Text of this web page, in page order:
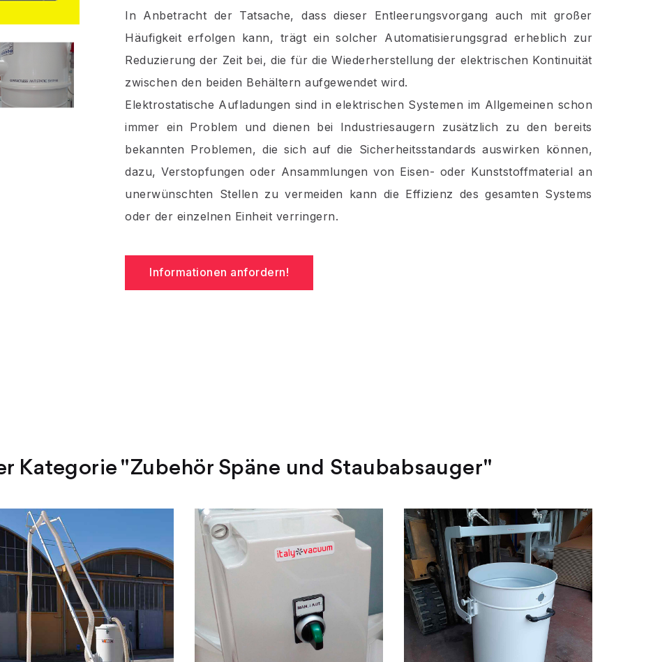
In Anbetracht der Tatsache, dass dieser Entleerungsvorgang auch mit großer
Häufigkeit erfolgen kann, trägt ein solcher Automatisierungsgrad erheblich zur
Reduzierung der Zeit bei, die für die Wiederherstellung der elektrischen Kontinuität
zwischen den beiden Behältern aufgewendet wird.
Elektrostatische Aufladungen sind in elektrischen Systemen im Allgemeinen schon
immer ein Problem und dienen bei Industriesaugern zusätzlich zu den bereits
bekannten Problemen, die sich auf die Sicherheitsstandards auswirken können,
dazu, Verstopfungen oder Ansammlungen von Eisen- oder Kunststoffmaterial an
unerwünschten Stellen zu vermeiden kann die Effizienz des gesamten Systems
oder der einzelnen Einheit verringern.
Informationen anfordern!
Kategorie "Zubehör Späne und Staubabsauger"